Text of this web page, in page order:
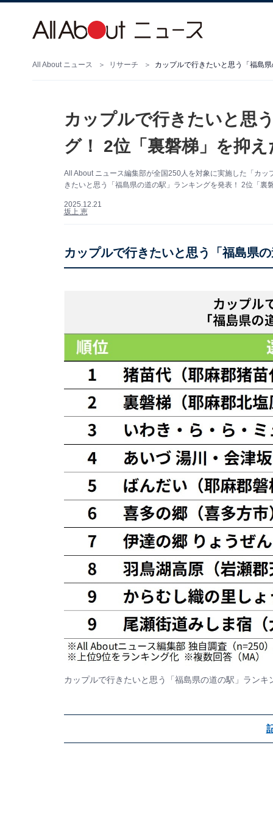
All About ニュース リサーチ
カップルで行きたいと思
グ！ 2位「裏磐梯」を抑
All About ニュース編集部が全国250人を対象に実施した「カ
きたいと思う「福島県の道の駅」ランキングを発表！ 2位「裏
2025.12.21
坂上 恵
カップルで行きたいと思う「福島県
カップルで行きたいと思う「福島県の道の駅」ランキ